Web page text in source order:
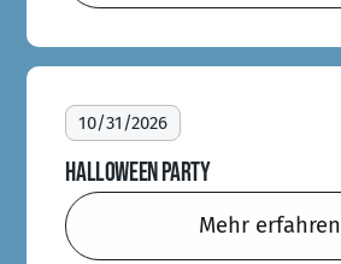
10/31/2026
HALLOWEEN PARTY
Mehr erfahren